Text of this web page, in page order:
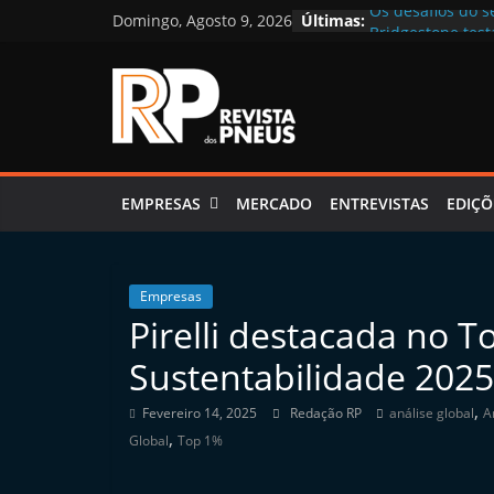
Domingo, Agosto 9, 2026 Últimas: Os desafios do
Revista
dos
Pneus
EMPRESAS MERCADO ENTREVISTAS
Empresas
Pirelli destacada no
Sustentabilidade 2025
Fevereiro 14, 2025 Redação RP análise global,
Global, Top 1%